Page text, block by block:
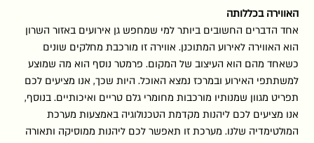
האווירה בכללותה
אחד הדברים החשובים ביותר למי שמחפש גן אירועים באזור השרון
הוא האווירה לאירוע המתוכנן. אווירה זו מורכבת מחלקים שונים
כשאחד מהם הוא העיצוב של המקום. פרמטר נוסף הוא מה שמוצע
למשתתפי האירוע ובמרכז נמצא האוכל. היות שכך, אנו מציעים לכם
תפריט מגוון שמנותיו מורכבות מחומרי גלם טריים ואיכותיים. בנוסף,
אנו מציעים לכם ליהנות מקדמת הטכנולוגיה באמצעות מערכת
המולטימדיה שלנו. מערכת זו תאפשר לכם ליהנות ממוסיקה ותאורה